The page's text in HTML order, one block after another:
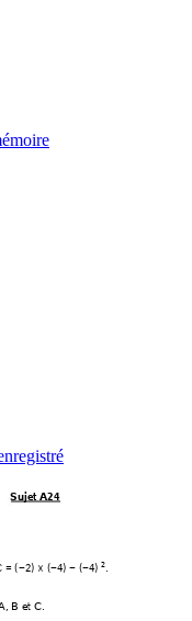
Sujet A24
= (−2) × (−4) − (−4)².
B et C.